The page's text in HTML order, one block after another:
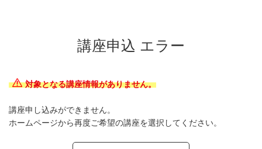
講座申込 エラー
対象となる講座情報がありません。
講座申し込みができません。
ホームページから再度ご希望の講座を選択してください。